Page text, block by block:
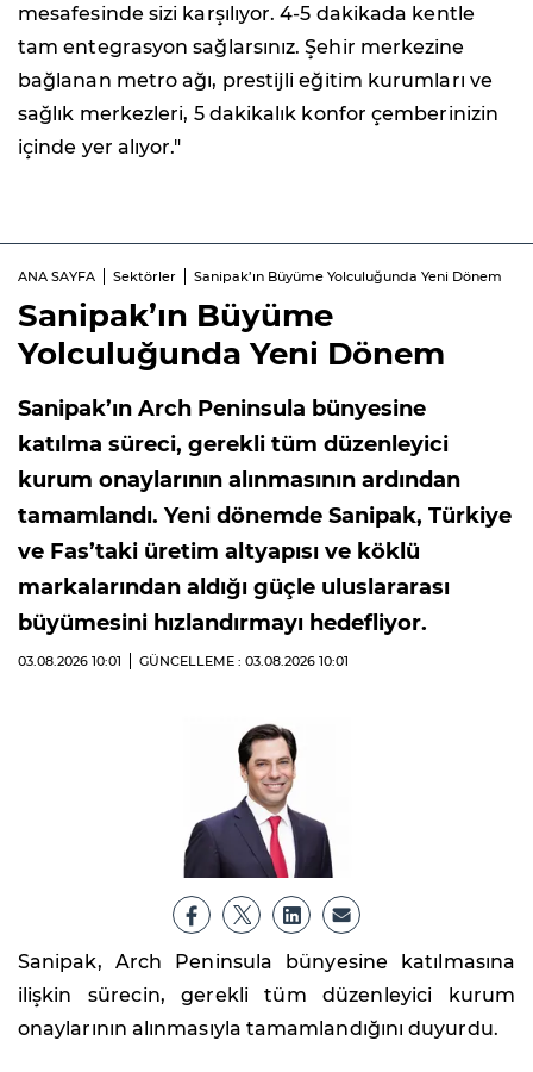
mesafesinde sizi karşılıyor. 4-5 dakikada kentle
tam entegrasyon sağlarsınız. Şehir merkezine
bağlanan metro ağı, prestijli eğitim kurumları ve
sağlık merkezleri, 5 dakikalık konfor çemberinizin
içinde yer alıyor."
ANA SAYFA Sektörler Sanipak’ın Büyüme Yolculuğunda Yeni Dönem
Sanipak’ın Büyüme
Yolculuğunda Yeni Dönem
Sanipak’ın Arch Peninsula bünyesine
katılma süreci, gerekli tüm düzenleyici
kurum onaylarının alınmasının ardından
tamamlandı. Yeni dönemde Sanipak, Türkiye
ve Fas’taki üretim altyapısı ve köklü
markalarından aldığı güçle uluslararası
büyümesini hızlandırmayı hedefliyor.
03.08.2026 10:01 GÜNCELLEME : 03.08.2026 10:01
Sanipak, Arch Peninsula bünyesine katılmasına
ilişkin sürecin, gerekli tüm düzenleyici kurum
onaylarının alınmasıyla tamamlandığını duyurdu.